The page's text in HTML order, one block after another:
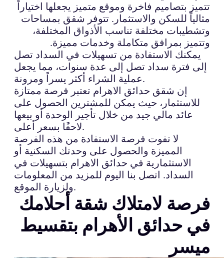
تتميز بتصاميم فاخرة وموقع متميز يجعلها اختياراً
مثالياً للسكن والاستثمار. تتوفر شقق بمساحات
وتشطيبات مختلفة تناسب الأذواق المختلفة،
وتتميز بمرافق متكاملة وخدمات مميزة.
يمكنك الاستفادة من تسهيلات في السداد تصل
إلى فترة سداد تصل إلى عدة سنوات، مما يجعل
عملية الشراء أكثر يسراً ومرونة.
إن شقق حدائق الاهرام تعتبر فرصة ممتازة
للاستثمار، حيث يمكن للمشترين الحصول على
عائد مالي جيد من خلال تأجير الوحدة أو بيعها
لاحقًا بسعر أعلى.
لا تفوت فرصة الاستفادة من هذه الفرصة
المميزة والحصول على وحدتك السكنية أو
الاستثمارية في حدائق الاهرام بتسهيلات في
السداد. اتصل بنا اليوم للمزيد من المعلومات
ولزيارة الموقع.
فرصة لامتلاك شقة أحلامك
في حدائق الأهرام بتقسيط
ميسر